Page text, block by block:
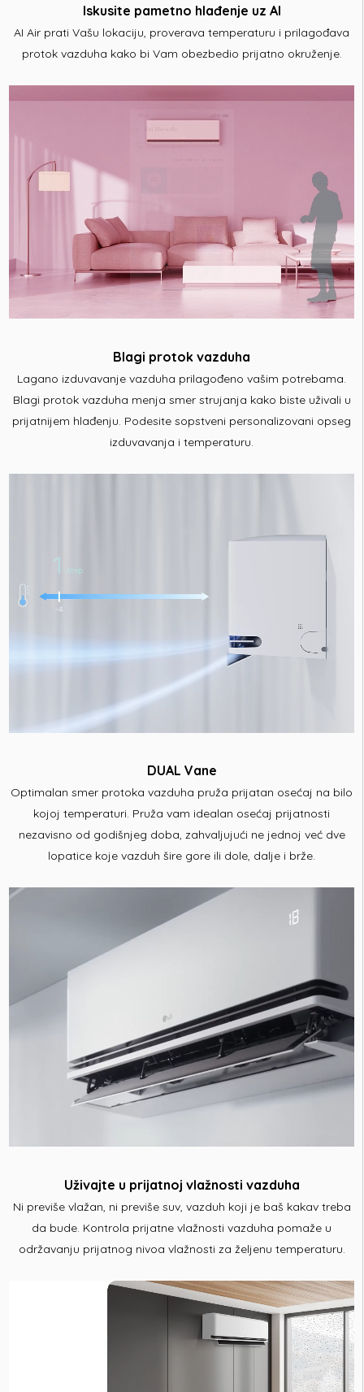
Iskusite pametno hlađenje uz AI
AI Air prati Vašu lokaciju, proverava temperaturu i prilagođava
protok vazduha kako bi Vam obezbedio prijatno okruženje.
Blagi protok vazduha
Lagano izduvavanje vazduha prilagođeno vašim potrebama.
Blagi protok vazduha menja smer strujanja kako biste uživali u
prijatnijem hlađenju. Podesite sopstveni personalizovani opseg
izduvavanja i temperaturu.
DUAL Vane
Optimalan smer protoka vazduha pruža prijatan osećaj na bilo
kojoj temperaturi. Pruža vam idealan osećaj prijatnosti
nezavisno od godišnjeg doba, zahvaljujući ne jednoj već dve
lopatice koje vazduh šire gore ili dole, dalje i brže.
Uživajte u prijatnoj vlažnosti vazduha
Ni previše vlažan, ni previše suv, vazduh koji je baš kakav treba
da bude. Kontrola prijatne vlažnosti vazduha pomaže u
održavanju prijatnog nivoa vlažnosti za željenu temperaturu.